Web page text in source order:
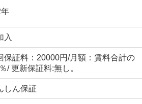
入
保証料：20000円/月額：賃料合計の
/ 更新保証料:無し。
しん保証